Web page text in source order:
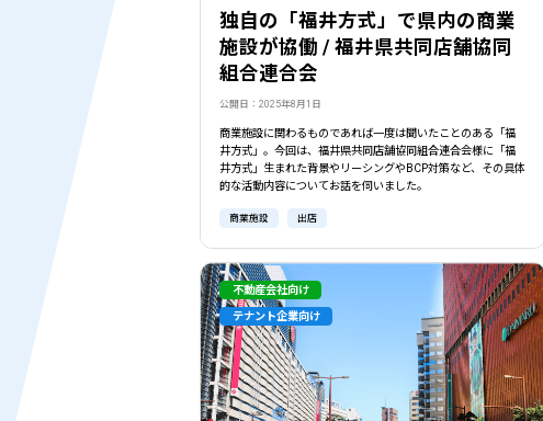
独自の「福井方式」で県内の商業
施設が協働 / 福井県共同店舗協同
組合連合会
公開日：2025年8月1日
商業施設に関わるものであれば一度は聞いたことのある「福
井方式」。今回は、福井県共同店舗協同組合連合会様に「福
井方式」生まれた背景やリーシングやBCP対策など、その具体
的な活動内容についてお話を伺いました。
商業施設 出店
不動産会社向け
テナント企業向け